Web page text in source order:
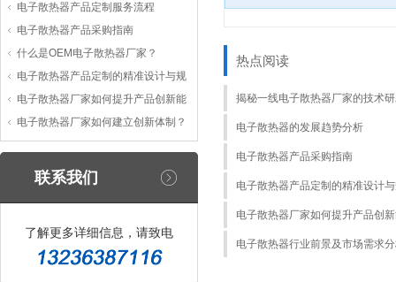
电子散热器产品定制服务流程
电子散热器产品采购指南
什么是OEM电子散热器厂家？
电子散热器产品定制的精准设计与规
电子散热器厂家如何提升产品创新能
电子散热器厂家如何建立创新体制？
联系我们
了解更多详细信息，请致电
热点阅读
揭秘一线电子散热器厂家的技术
电子散热器的发展趋势分析
电子散热器产品采购指南
电子散热器产品定制的精准设计
电子散热器厂家如何提升产品创
电子散热器行业前景及市场需求